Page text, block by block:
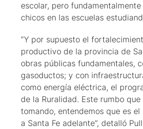
escolar, pero
chicos en las escuelas
“Y por supuesto el
productivo de la provincia de
obras públicas fundamentales,
gasoductos; y con
como energía eléctrica, el
de la Ruralidad. Este rumbo que
tomando, entendemos que es
a Santa Fe adelante”, detalló